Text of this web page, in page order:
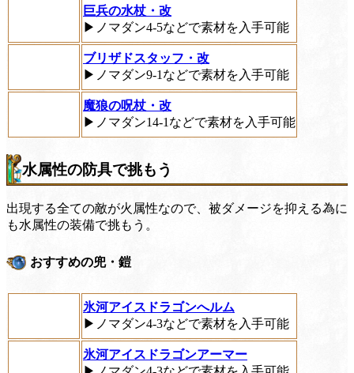
巨兵の水杖・改
▶ノマダン4-5などで素材を入手可能
ブリザドスタッフ・改
▶ノマダン9-1などで素材を入手可能
魔狼の呪杖・改
▶ノマダン14-1などで素材を入手可能
水属性の防具で挑もう
出現する全ての敵が火属性なので、被ダメージを抑える為に
も水属性の装備で挑もう。
おすすめの兜・鎧
氷河アイスドラゴンへルム
▶ノマダン4-3などで素材を入手可能
氷河アイスドラゴンアーマー